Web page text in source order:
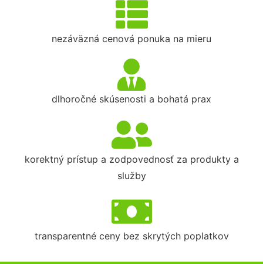
nezáväzná cenová ponuka na mieru
dlhoročné skúsenosti a bohatá prax
korektný prístup a zodpovednosť za produkty a
služby
transparentné ceny bez skrytých poplatkov